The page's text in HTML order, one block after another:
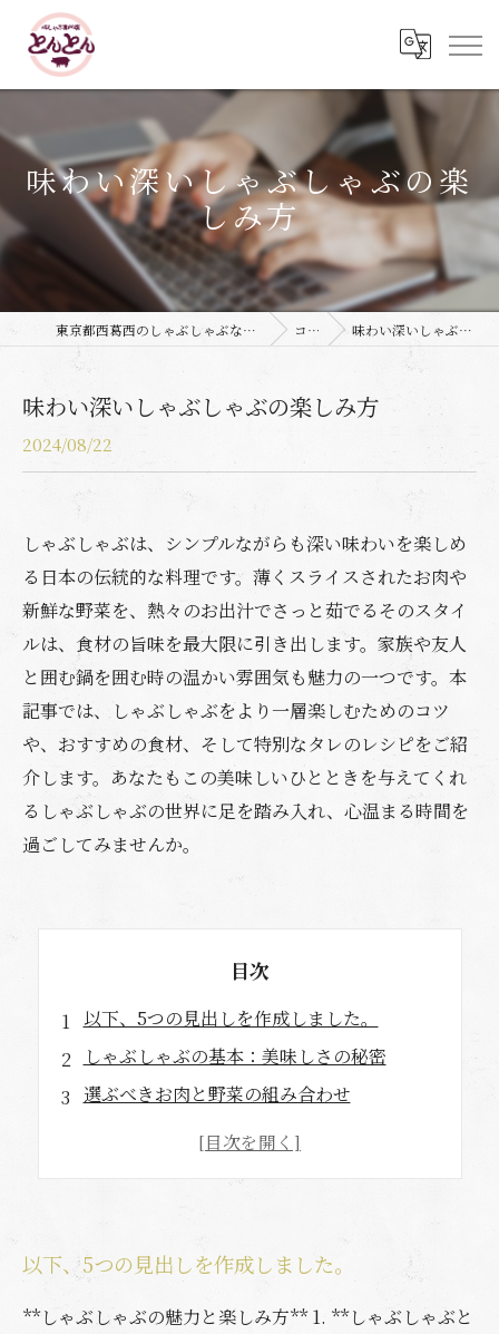
味わい深いしゃぶしゃぶの楽
しみ方
東京都西葛西のしゃぶしゃぶなら豚しゃぶ専門店 とんとん コラム 味わい深いしゃぶしゃぶの楽しみ方
味わい深いしゃぶしゃぶの楽しみ方
2024/08/22
しゃぶしゃぶは、シンプルながらも深い味わいを楽しめ
る日本の伝統的な料理です。薄くスライスされたお肉や
新鮮な野菜を、熱々のお出汁でさっと茹でるそのスタイ
ルは、食材の旨味を最大限に引き出します。家族や友人
と囲む鍋を囲む時の温かい雰囲気も魅力の一つです。本
記事では、しゃぶしゃぶをより一層楽しむためのコツ
や、おすすめの食材、そして特別なタレのレシピをご紹
介します。あなたもこの美味しいひとときを与えてくれ
るしゃぶしゃぶの世界に足を踏み入れ、心温まる時間を
過ごしてみませんか。
目次
以下、5つの見出しを作成しました。
しゃぶしゃぶの基本：美味しさの秘密
選ぶべきお肉と野菜の組み合わせ
タレの種類とその楽しみ方
以下、5つの見出しを作成しました。
**しゃぶしゃぶの魅力と楽しみ方** 1. **しゃぶしゃぶと